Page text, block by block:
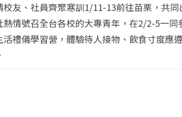
校友、社員齊聚寒訓1/11-13前往苗栗，共同
熱情號召全台各校的大專青年，在2/2-5一
活禮儀學習營，體驗待人接物、飲食寸度應